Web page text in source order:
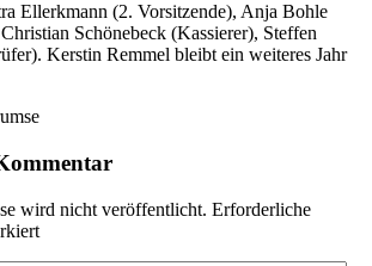
Ellerkmann (2. Vorsitzende), Anja Bohle
Schönebeck (Kassierer), Steffen
Kerstin Remmel bleibt ein weiteres Jahr
wird nicht veröffentlicht. Erforderliche